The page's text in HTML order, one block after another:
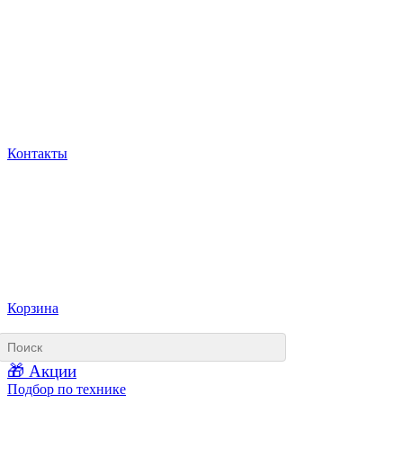
Контакты
Корзина
🎁 Акции
Подбор по технике